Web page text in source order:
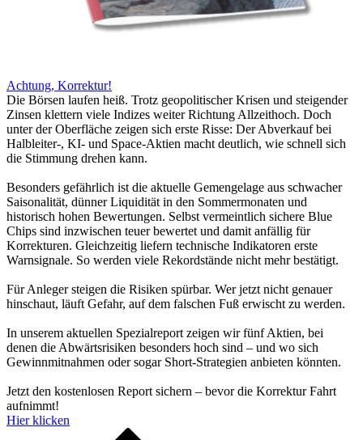
Achtung, Korrektur!
Die Börsen laufen heiß. Trotz geopolitischer Krisen und steigender
Zinsen klettern viele Indizes weiter Richtung Allzeithoch. Doch
unter der Oberfläche zeigen sich erste Risse: Der Abverkauf bei
Halbleiter-, KI- und Space-Aktien macht deutlich, wie schnell sich
die Stimmung drehen kann.
Besonders gefährlich ist die aktuelle Gemengelage aus schwacher
Saisonalität, dünner Liquidität in den Sommermonaten und
historisch hohen Bewertungen. Selbst vermeintlich sichere Blue
Chips sind inzwischen teuer bewertet und damit anfällig für
Korrekturen. Gleichzeitig liefern technische Indikatoren erste
Warnsignale. So werden viele Rekordstände nicht mehr bestätigt.
Für Anleger steigen die Risiken spürbar. Wer jetzt nicht genauer
hinschaut, läuft Gefahr, auf dem falschen Fuß erwischt zu werden.
In unserem aktuellen Spezialreport zeigen wir fünf Aktien, bei
denen die Abwärtsrisiken besonders hoch sind – und wo sich
Gewinnmitnahmen oder sogar Short-Strategien anbieten könnten.
Jetzt den kostenlosen Report sichern – bevor die Korrektur Fahrt
aufnimmt!
Hier klicken